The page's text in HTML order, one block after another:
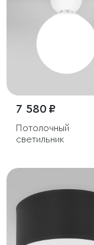
7 580 ₽
Потолочный
светильник